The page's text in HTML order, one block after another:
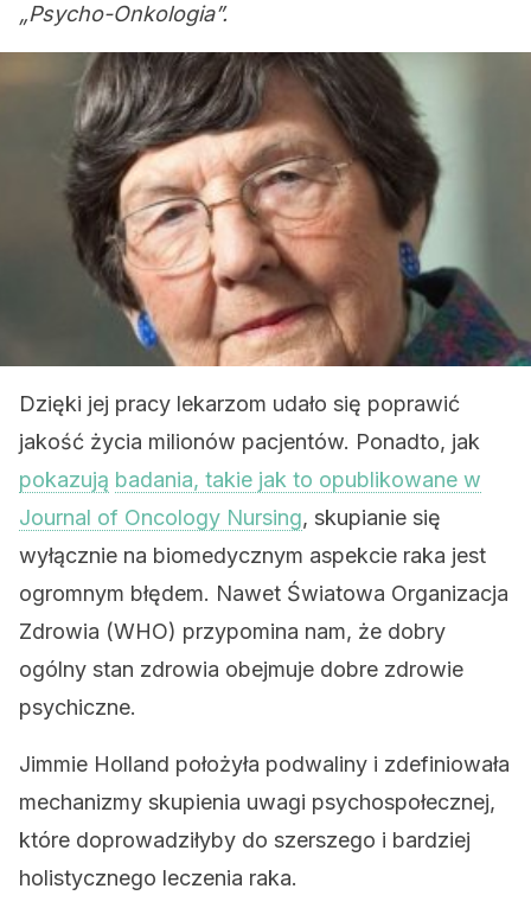
„Psycho-Onkologia”.
Dzięki jej pracy lekarzom udało się poprawić
jakość życia milionów pacjentów. Ponadto, jak
pokazują badania, takie jak to opublikowane w
Journal of Oncology Nursing, skupianie się
wyłącznie na biomedycznym aspekcie raka jest
ogromnym błędem. Nawet Światowa Organizacja
Zdrowia (WHO) przypomina nam, że dobry
ogólny stan zdrowia obejmuje dobre zdrowie
psychiczne.
Jimmie Holland położyła podwaliny i zdefiniowała
mechanizmy skupienia uwagi psychospołecznej,
które doprowadziłyby do szerszego i bardziej
holistycznego leczenia raka.